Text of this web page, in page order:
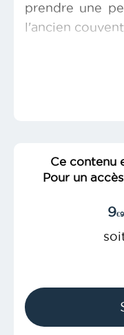
prendre une
l'ancien couvent
Ce contenu
Pour un
9